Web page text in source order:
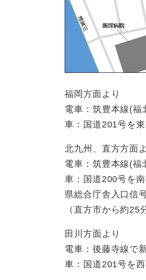
福岡方面より
電車：筑豊本線(福
車：国道201号を
北九州、直方方面
電車：筑豊本線(福
車：国道200号を
県総合庁舎入口信
（直方市から約25
田川方面より
電車：後藤寺線で
車：国道201号を